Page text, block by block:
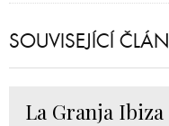
SOUVISEJÍCÍ
La Granja